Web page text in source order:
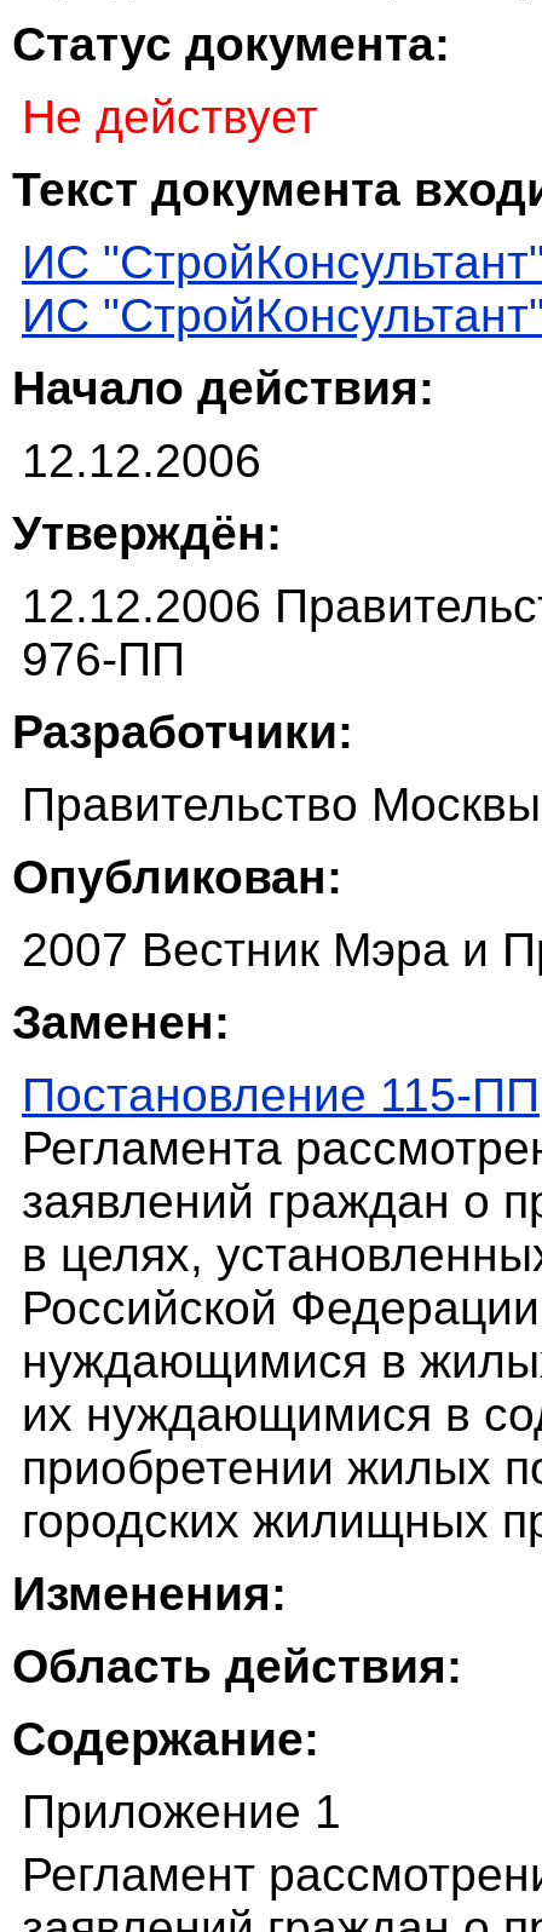
Статус документа:
Не действует
Текст документа
ИС
ИС
Начало действия:
12.12.2006
Утверждён:
12.12.2006
976-ПП
Разработчики:
Правительство Москвы
Опубликован:
2007 Вестник Мэра и
Заменен:
Постановление 115-ПП
Регламента
заявлений граждан о
в целях,
Российской
нуждающимися в
их нуждающимися в
приобретении жилых
городских жилищных
Изменения:
Область действия:
Содержание:
Приложение 1
Регламент